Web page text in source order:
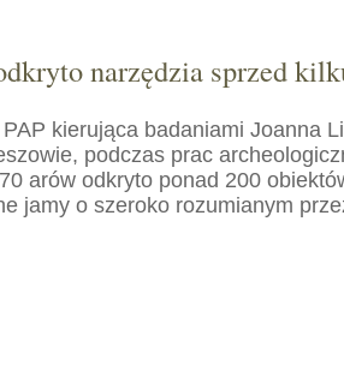
narzędzia sprzed
PAP kierująca badaniami Joanna
podczas prac
arów odkryto ponad 200
jamy o szeroko rozumianym